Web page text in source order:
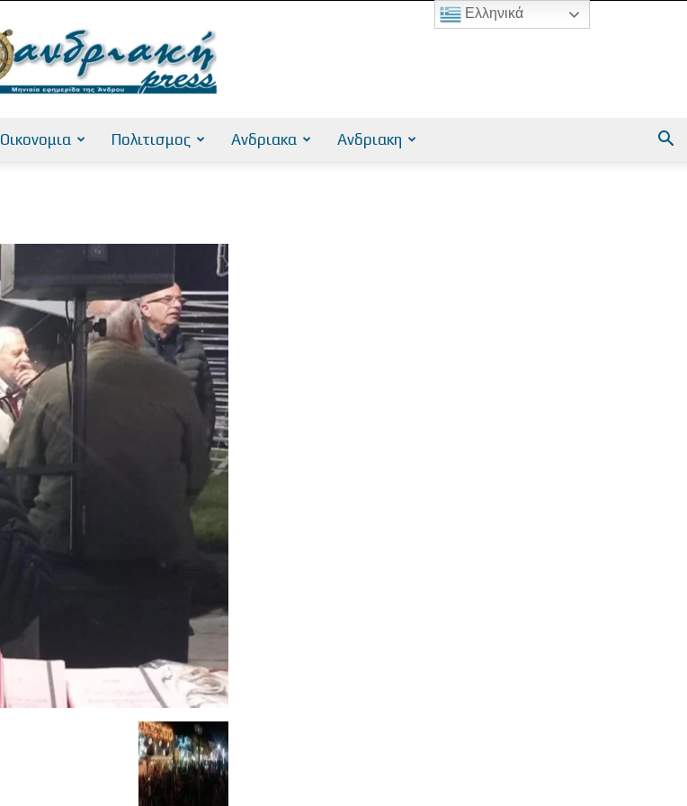
Οικονομια Πολιτισμος Ανδριακα Ανδριακη
Ελληνικά